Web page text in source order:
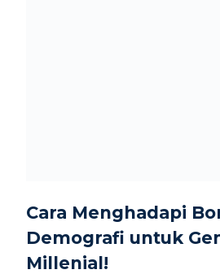
Cara Menghadapi
Demografi untuk
Millenial!